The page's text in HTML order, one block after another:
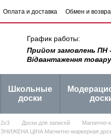
Оплата и доставка
Обмен и
График работы:
Прийом замовлень ПН
Відвантаження
Школьные
доски
2х3 Доски для записей
Магнитно-
ЗНИЖЕНА ЦІНА Магнитно-маркерная